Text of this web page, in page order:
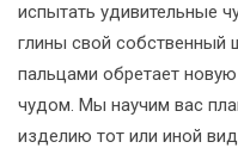
испытать удивительные
глины свой собственный
пальцами обретает
чудом. Мы научим вас
изделию тот или иной